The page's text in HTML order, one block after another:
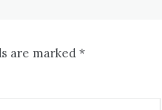
are marked *